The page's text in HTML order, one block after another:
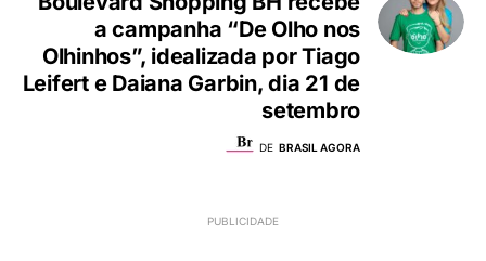
a campanha “De Olho nos
Olhinhos”, idealizada por Tiago
Leifert e Daiana Garbin, dia 21 de
setembro
DE BRASIL AGORA